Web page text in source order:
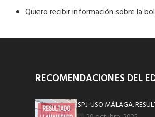
Quiero recibir información sobre la
RECOMENDACIONES DEL
SPJ-USO MÁLAGA.